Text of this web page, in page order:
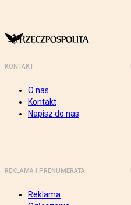
KONTAKT
O nas
Kontakt
Napisz do nas
REKLAMA I PRENUMERATA
Reklama